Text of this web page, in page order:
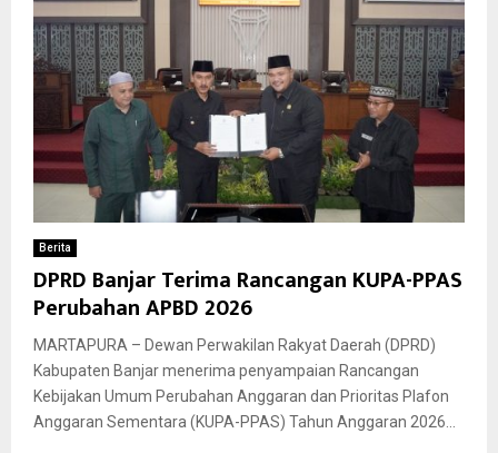
Berita
DPRD Banjar Terima Rancangan KUPA-PPAS
Perubahan APBD 2026
MARTAPURA – Dewan Perwakilan Rakyat Daerah (DPRD)
Kabupaten Banjar menerima penyampaian Rancangan
Kebijakan Umum Perubahan Anggaran dan Prioritas Plafon
Anggaran Sementara (KUPA-PPAS) Tahun Anggaran 2026...